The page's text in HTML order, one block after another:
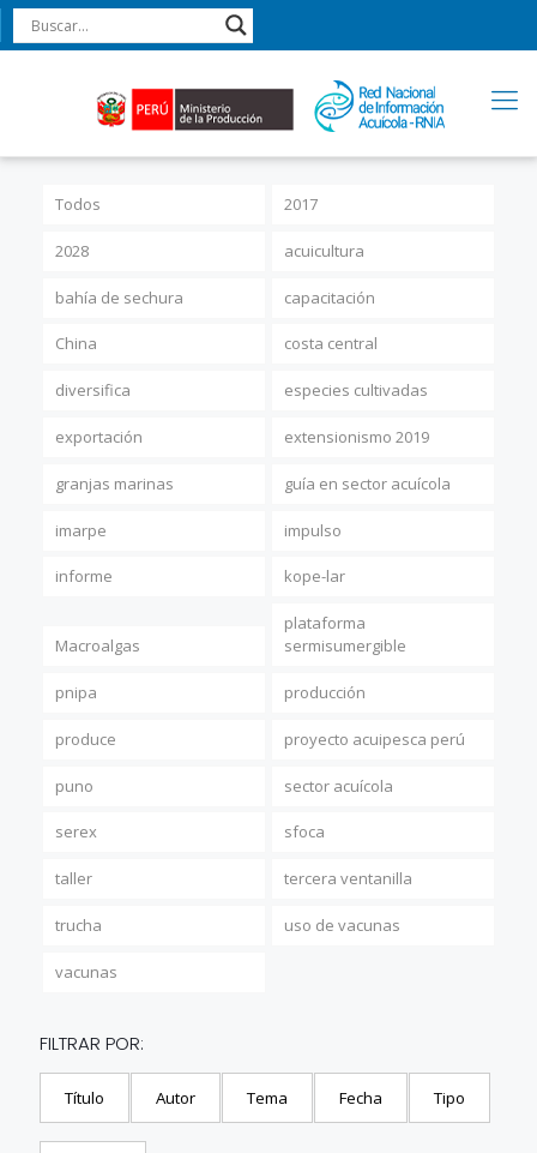
Todos 2017
2028 acuicultura
bahía de sechura capacitación
China costa central
diversifica especies cultivadas
exportación extensionismo 2019
granjas marinas guía en sector acuícola
imarpe impulso
informe kope-lar
Macroalgas
plataforma
sermisumergible
pnipa producción
produce proyecto acuipesca perú
puno sector acuícola
serex sfoca
taller tercera ventanilla
trucha uso de vacunas
vacunas
FILTRAR POR:
Título Autor Tema Fecha Tipo